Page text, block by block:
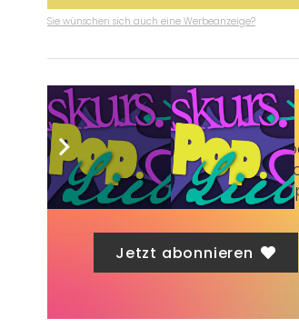
Sie wünschen sich auch eine Werbeanzeige?
Taubenschlag+ bietet
3 € im Monat kannst du
erstklassige Artikel und
Jetzt abonnieren